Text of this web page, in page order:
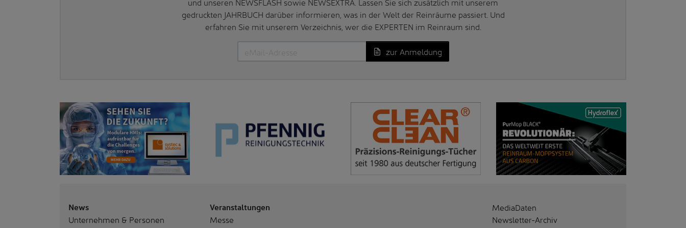
gedruckten JAHRBUCH darüber informieren, was in der Welt der Reinräume passiert. Und
erfahren Sie mit unserem Verzeichnis, wer die EXPERTEN im Reinraum sind.
zur Anmeldung
News
Unternehmen & Personen
Veranstaltungen
Messe
MediaDaten
Newsletter-Archiv